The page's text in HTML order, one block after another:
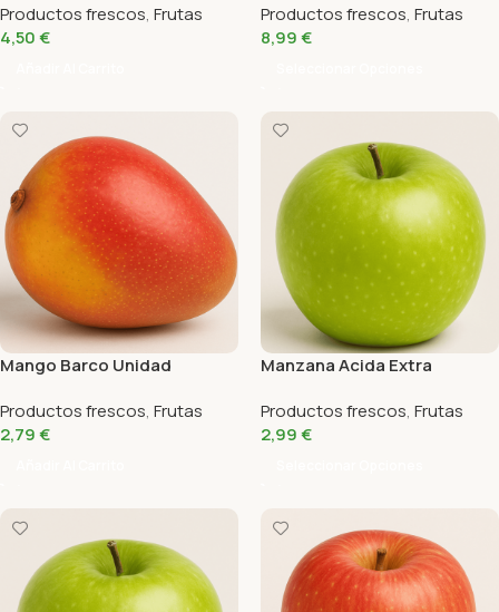
Productos frescos, Frutas
4,50€
Productos frescos, Frutas
8,99€
Mango Barco Unidad
Productos frescos, Frutas
2,79€
Manzana Acida Extra
Productos frescos, Frutas
2,99€